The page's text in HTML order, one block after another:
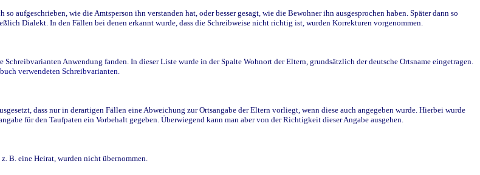
aufgeschrieben, wie die Amtsperson ihn verstanden hat, oder besser gesagt, wie die Bewohner ihn ausgesprochen haben. Später dann so
Dialekt. In den Fällen bei denen erkannt wurde, dass die Schreibweise nicht richtig ist, wurden Korrekturen vorgenommen.
Anwendung fanden. In dieser Liste wurde in der Spalte Wohnort der Eltern, grundsätzlich der deutsche Ortsname eingetragen.
verwendeten Schreibvarianten.
dass nur in derartigen Fällen eine Abweichung zur Ortsangabe der Eltern vorliegt, wenn diese auch angegeben wurde. Hierbei wurde
für den Taufpaten ein Vorbehalt gegeben. Überwiegend kann man aber von der Richtigkeit dieser Angabe ausgehen.
B. eine Heirat, wurden nicht übernommen.